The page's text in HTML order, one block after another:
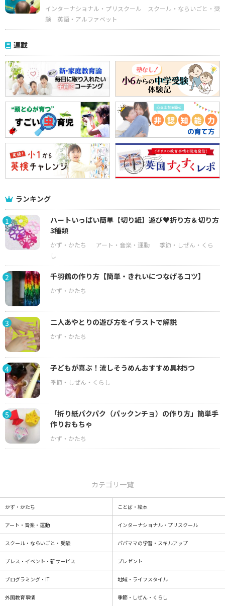
インターナショナル・プリスクール
スクール・ならいごと・受
験
英語・アルファベット
連載
ランキング
1
ハートいっぱい簡単【切り紙】遊び♥折り方＆切り方
3種類
2 千羽鶴の作り方【簡単・きれいにつなげるコツ】
3 二人あやとりの遊び方をイラストで解説
4 子どもが喜ぶ！流しそうめんおすすめ具材5つ
5
「折り紙パクパク（パックンチョ）の作り方」簡単手
作りおもちゃ
カテゴリ一覧
かず・かたち ことば・絵本
アート・音楽・運動 インターナショナル・プリスクール
スクール・ならいごと・受験 パパママの学習・スキルアップ
プレス・イベント・新サービス プレゼント
プログラミング・IT 地域・ライフスタイル
外国教育事情 季節・しぜん・くらし